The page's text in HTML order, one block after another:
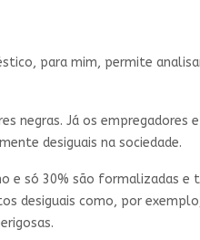
para mim, permite
Já os empregadores
desiguais na sociedade.
e só 30% são formalizadas e
desiguais como, por